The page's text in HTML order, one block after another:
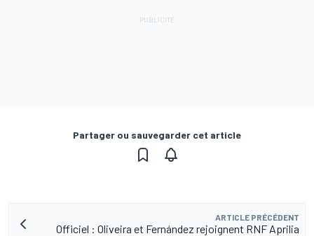
Partager ou sauvegarder cet article
ARTICLE PRÉCÉDENT
Officiel : Oliveira et Fernández rejoignent RNF Aprilia